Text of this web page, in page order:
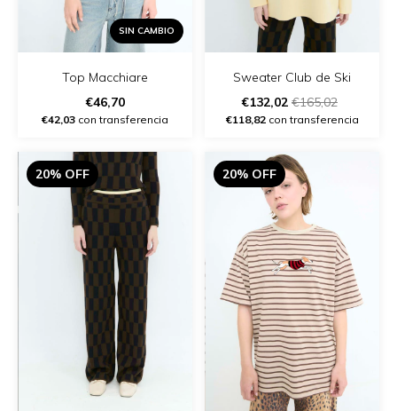
SIN CAMBIO
Top Macchiare
€46,70
€42,03 con transferencia
Sweater Club de Ski
€132,02 €165,02
€118,82con transferencia
20% OFF 20% OFF